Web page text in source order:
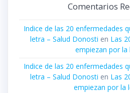
Comentarios
Indice de las 20 enfermedades
letra – Salud Donosti en Las
empiezan por la
Indice de las 20 enfermedades
letra – Salud Donosti en Las
empiezan por la